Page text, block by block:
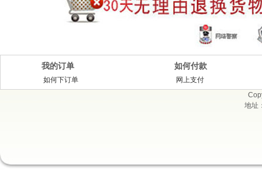
我的订单
如何下订单
如何付款
网上支付
地址